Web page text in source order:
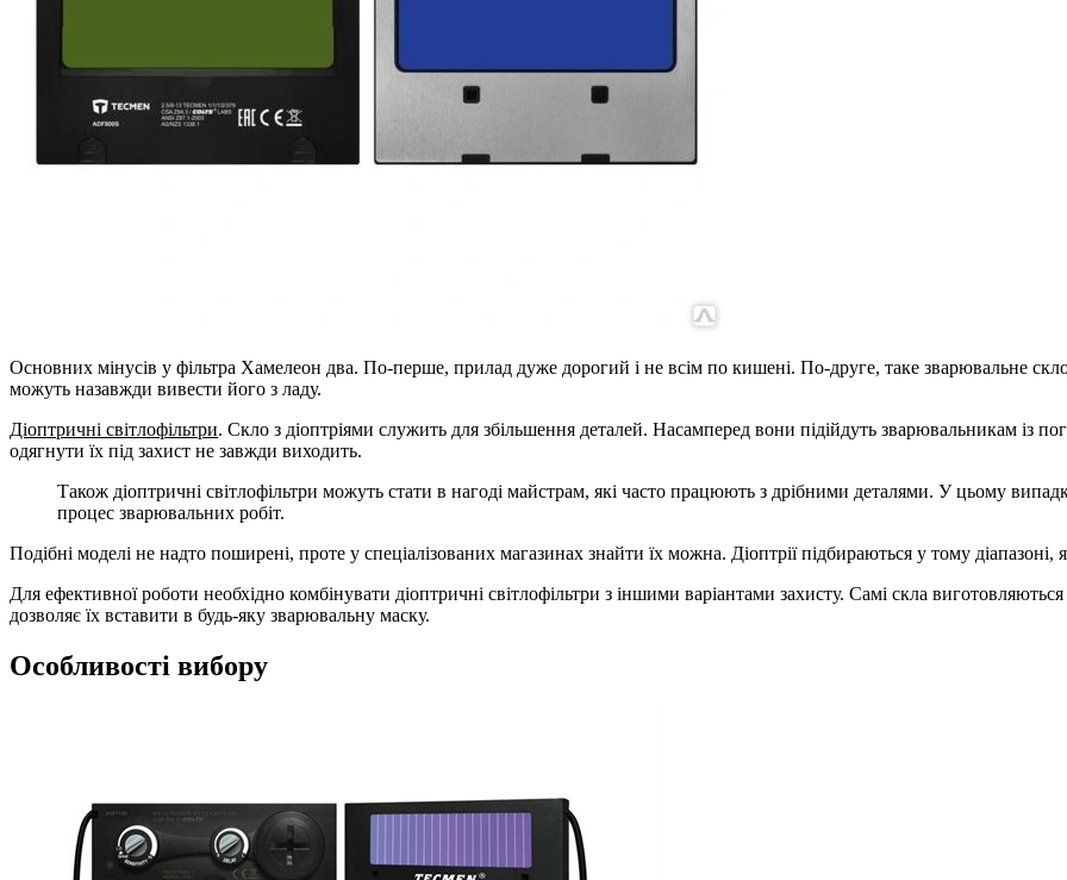
Основних мінусів у фільтра Хамелеон два. По-перше, прилад дуже дорогий і не всім по кишені. По-друге, таке зварювальне
можуть назавжди вивести його з ладу.
Діоптричні світлофільтри. Скло з діоптріями служить для збільшення деталей. Насамперед вони підійдуть зварювальникам із
одягнути їх під захист не завжди виходить.
Також діоптричні світлофільтри можуть стати в нагоді майстрам, які часто працюють з дрібними деталями. У цьому
процес зварювальних робіт.
Подібні моделі не надто поширені, проте у спеціалізованих магазинах знайти їх можна. Діоптрії підбираються у тому діапазоні,
Для ефективної роботи необхідно комбінувати діоптричні світлофільтри з іншими варіантами захисту. Самі скла
дозволяє їх вставити в будь-яку зварювальну маску.
Особливості вибору